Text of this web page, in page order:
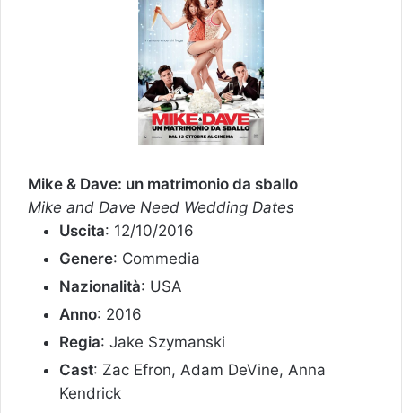
Mike & Dave: un matrimonio da sballo
Mike and Dave Need Wedding Dates
Uscita: 12/10/2016
Genere: Commedia
Nazionalità: USA
Anno: 2016
Regia: Jake Szymanski
Cast: Zac Efron, Adam DeVine, Anna
Kendrick